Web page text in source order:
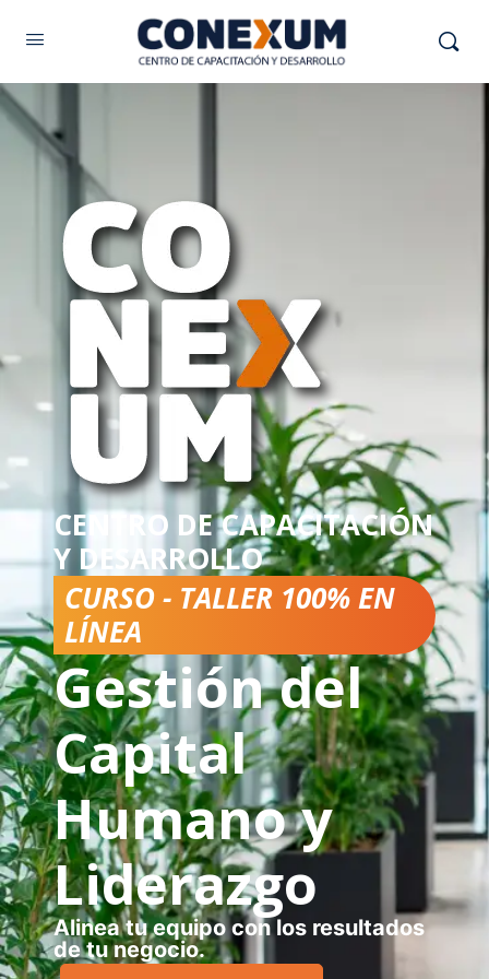
CENTRO DE CAPACITACIÓN
Y DESARROLLO
CURSO - TALLER 100% EN
LÍNEA
Gestión del
Capital
Humano y
Liderazgo
Alinea tu equipo con los resultados
de tu negocio.